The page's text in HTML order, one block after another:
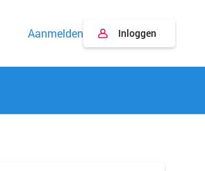
Aanmelden Inloggen